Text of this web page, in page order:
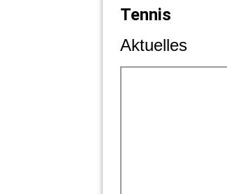
Tennis
Aktuelles